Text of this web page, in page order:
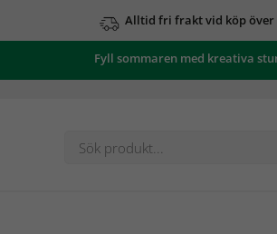
Alltid fri frakt vid köp över
Fyll sommaren med kreativa